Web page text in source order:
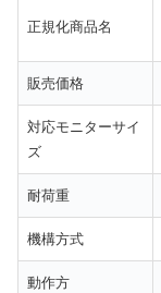
正規化商品名
販売価格
対応モニターサイ
ズ
耐荷重
機構方式
動作方